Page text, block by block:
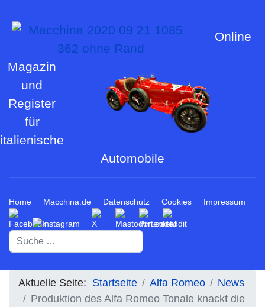
Online
Magazin
und
Register
für
italienische
Automobile
Home Macchina.de Datenschutz Cookies Impressum
Suchen
Aktuelle Seite: Startseite Alfa Romeo
News
Produktion des Alfa Romeo Tonale knackt die